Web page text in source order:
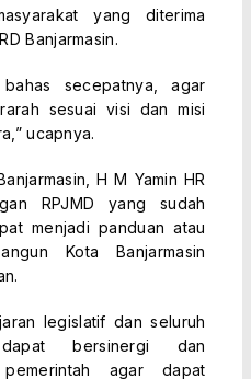
yang diterima
Banjarmasin.
secepatnya, agar
sesuai visi dan misi
ucapnya.
H M Yamin HR
RPJMD yang sudah
menjadi panduan atau
Kota Banjarmasin
legislatif dan seluruh
bersinergi dan
agar dapat